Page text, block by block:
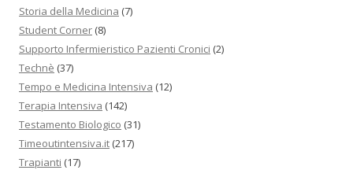
Storia della Medicina (7)
Student Corner (8)
Supporto Infermieristico Pazienti Cronici (2)
Technè (37)
Tempo e Medicina Intensiva (12)
Terapia Intensiva (142)
Testamento Biologico (31)
Timeoutintensiva.it (217)
Trapianti (17)